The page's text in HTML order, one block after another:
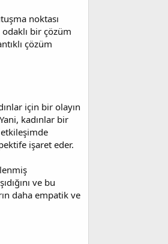
noktası
bir çözüm
çözüm
için bir olayın
kadınlar bir
işaret eder.
ve bu
daha empatik ve